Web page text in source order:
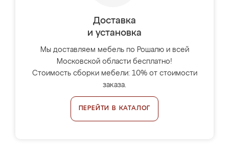
Доставка
и установка
Мы доставляем мебель по Рошалю и всей
Московской области бесплатно!
Стоимость сборки мебели: 10% от стоимости
заказа.
ПЕРЕЙТИ В КАТАЛОГ